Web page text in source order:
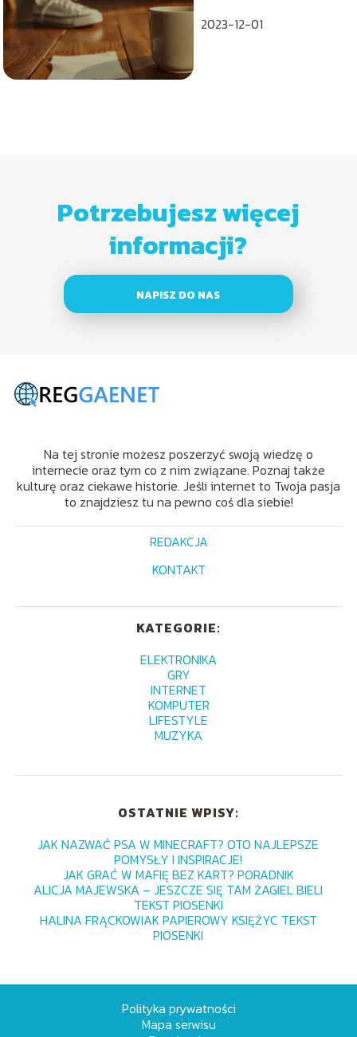
2023-12-01
Potrzebujesz więcej
informacji?
NAPISZ DO NAS
Na tej stronie możesz poszerzyć swoją wiedzę o
internecie oraz tym co z nim związane. Poznaj także
kulturę oraz ciekawe historie. Jeśli internet to Twoja pasja
to znajdziesz tu na pewno coś dla siebie!
REDAKCJA
KONTAKT
KATEGORIE:
ELEKTRONIKA
GRY
INTERNET
KOMPUTER
LIFESTYLE
MUZYKA
OSTATNIE WPISY:
JAK NAZWAĆ PSA W MINECRAFT? OTO NAJLEPSZE
POMYSŁY I INSPIRACJE!
JAK GRAĆ W MAFIĘ BEZ KART? PORADNIK
ALICJA MAJEWSKA – JESZCZE SIĘ TAM ŻAGIEL BIELI
TEKST PIOSENKI
HALINA FRĄCKOWIAK PAPIEROWY KSIĘŻYC TEKST
PIOSENKI
Polityka prywatności
Mapa serwisu